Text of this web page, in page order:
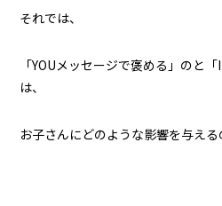
それでは、
「YOUメッセージで褒める」のと
は、
お子さんにどのような影響を与える